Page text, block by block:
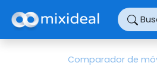
Comparador de